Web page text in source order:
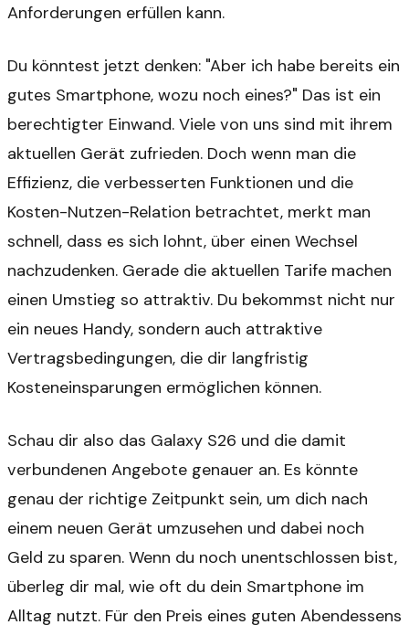
Anforderungen erfüllen kann.
Du könntest jetzt denken: "Aber ich habe bereits ein
gutes Smartphone, wozu noch eines?" Das ist ein
berechtigter Einwand. Viele von uns sind mit ihrem
aktuellen Gerät zufrieden. Doch wenn man die
Effizienz, die verbesserten Funktionen und die
Kosten-Nutzen-Relation betrachtet, merkt man
schnell, dass es sich lohnt, über einen Wechsel
nachzudenken. Gerade die aktuellen Tarife machen
einen Umstieg so attraktiv. Du bekommst nicht nur
ein neues Handy, sondern auch attraktive
Vertragsbedingungen, die dir langfristig
Kosteneinsparungen ermöglichen können.
Schau dir also das Galaxy S26 und die damit
verbundenen Angebote genauer an. Es könnte
genau der richtige Zeitpunkt sein, um dich nach
einem neuen Gerät umzusehen und dabei noch
Geld zu sparen. Wenn du noch unentschlossen bist,
überleg dir mal, wie oft du dein Smartphone im
Alltag nutzt. Für den Preis eines guten Abendessens